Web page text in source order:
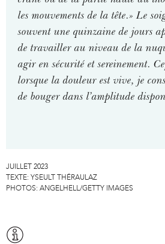
e
x
t
e
r
n
les mouvements de la tête.» Le
souvent une quinzaine de jours
de travailler au niveau de la
agir en sécurité et sereinement.
lorsque la douleur est vive, je
de bouger dans l’amplitude
JUILLET 2023
TEXTE: YSEULT THÉRAULAZ
PHOTOS: ANGELHELL/GETTY IMAGES